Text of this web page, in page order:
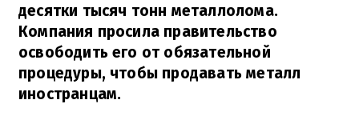
десятки тысяч тонн металлолома.
Компания просила правительство
освободить его от обязательной
процедуры, чтобы продавать металл
иностранцам.